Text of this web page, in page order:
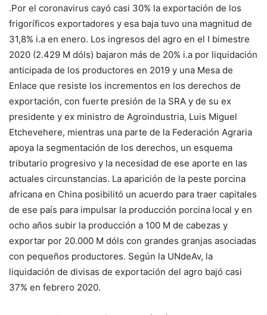
.Por el coronavirus cayó casi 30% la exportación de los
frigoríficos exportadores y esa baja tuvo una magnitud de
31,8% i.a en enero. Los ingresos del agro en el I bimestre
2020 (2.429 M dóls) bajaron más de 20% i.a por liquidación
anticipada de los productores en 2019 y una Mesa de
Enlace que resiste los incrementos en los derechos de
exportación, con fuerte presión de la SRA y de su ex
presidente y ex ministro de Agroindustria, Luis Miguel
Etchevehere, mientras una parte de la Federación Agraria
apoya la segmentación de los derechos, un esquema
tributario progresivo y la necesidad de ese aporte en las
actuales circunstancias. La aparición de la peste porcina
africana en China posibilitó un acuerdo para traer capitales
de ese país para impulsar la producción porcina local y en
ocho años subir la producción a 100 M de cabezas y
exportar por 20.000 M dóls con grandes granjas asociadas
con pequeños productores. Según la UNdeAv, la
liquidación de divisas de exportación del agro bajó casi
37% en febrero 2020.